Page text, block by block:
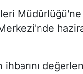
Müdürlüğü'ne